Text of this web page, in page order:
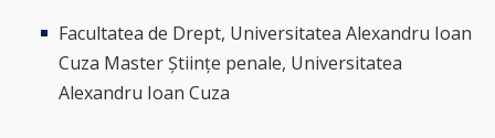
Facultatea de Drept, Universitatea Alexandru Ioan
Cuza Master Științe penale, Universitatea
Alexandru Ioan Cuza